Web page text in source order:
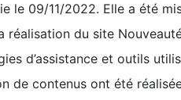
le 09/11/2022. Elle a été
réalisation du site
d’assistance et outils
de contenus ont été